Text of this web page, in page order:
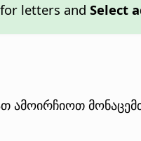
letters and Select